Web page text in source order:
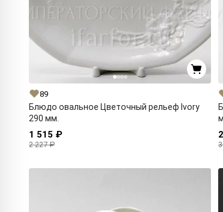
89
Блюдо овальное Цветочный рельеф Ivory
290 мм.
1 515 ₽
2 227 ₽